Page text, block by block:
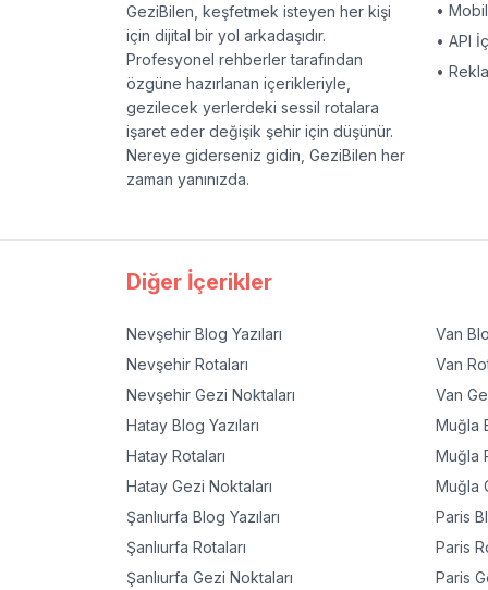
GeziBilen, keşfetmek isteyen her kişi
için dijital bir yol arkadaşıdır.
Profesyonel rehberler tarafından
özgüne hazırlanan içerikleriyle,
gezilecek yerlerdeki sessil rotalara
işaret eder değişik şehir için düşünür.
Nereye giderseniz gidin, GeziBilen her
zaman yanınızda.
•
• API
•
Diğer İçerikler
Nevşehir Blog Yazıları
Nevşehir Rotaları
Nevşehir Gezi Noktaları
Hatay Blog Yazıları
Hatay Rotaları
Hatay Gezi Noktaları
Şanlıurfa Blog Yazıları
Şanlıurfa Rotaları
Şanlıurfa Gezi Noktaları
Van
Van
Van
Muğla
Muğla
Muğla
Paris
Paris
Paris